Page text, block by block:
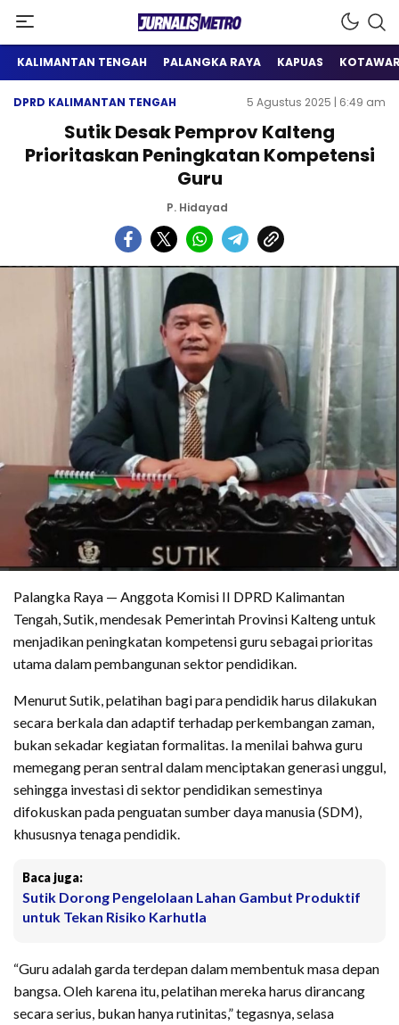
Jurnalis Metro
Satu Wadah Informasi
KALIMANTAN TENGAH PALANGKA RAYA KAPUAS
DPRD KALIMANTAN TENGAH 5 Agustus 2025 | 6:49 am
Sutik Desak Pemprov Kalteng
Prioritaskan Peningkatan Kompetensi
Guru
P. Hidayad
Palangka Raya — Anggota Komisi II DPRD Kalimantan
Tengah, Sutik, mendesak Pemerintah Provinsi Kalteng untuk
menjadikan peningkatan kompetensi guru sebagai prioritas
utama dalam pembangunan sektor pendidikan.
Menurut Sutik, pelatihan bagi para pendidik harus dilakukan
secara berkala dan adaptif terhadap perkembangan zaman,
bukan sekadar kegiatan formalitas. Ia menilai bahwa guru
memegang peran sentral dalam menciptakan generasi unggul,
sehingga investasi di sektor pendidikan semestinya
difokuskan pada penguatan sumber daya manusia (SDM),
khususnya tenaga pendidik.
Baca juga:
Sutik Dorong Pengelolaan Lahan Gambut Produktif
untuk Tekan Risiko Karhutla
“Guru adalah garda terdepan dalam membentuk masa depan
bangsa. Oleh karena itu, pelatihan mereka harus dirancang
secara serius, bukan hanya rutinitas,” tegasnya, selasa